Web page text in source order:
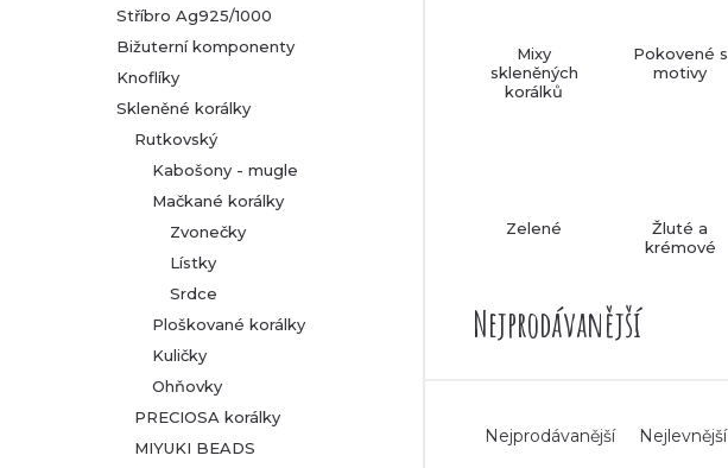
t
r
a
n
Stříbro Ag925/1000
Bižuterní komponenty
Knoflíky
Skleněné korálky
Rutkovský
Kabošony - mugle
Mačkané korálky
Zvonečky
Lístky
Srdce
Ploškované korálky
Kuličky
Ohňovky
PRECIOSA korálky
MIYUKI BEADS
Mixy
skleněných
korálků
Pokovené s
motivy
Zelené
Žluté a
krémové
Nejprodávanější
Nejprodávanější Nejlevnější